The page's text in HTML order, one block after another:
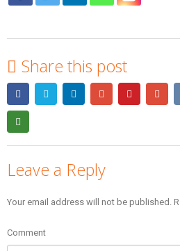
Share this post
Leave a Reply
Your email address will not be published.
Comment